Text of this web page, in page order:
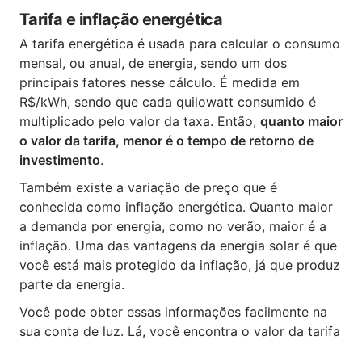
Tarifa e inflação energética
A tarifa energética é usada para calcular o consumo
mensal, ou anual, de energia, sendo um dos
principais fatores nesse cálculo. É medida em
R$/kWh, sendo que cada quilowatt consumido é
multiplicado pelo valor da taxa. Então, quanto maior
o valor da tarifa, menor é o tempo de retorno de
investimento.
Também existe a variação de preço que é
conhecida como inflação energética. Quanto maior
a demanda por energia, como no verão, maior é a
inflação. Uma das vantagens da energia solar é que
você está mais protegido da inflação, já que produz
parte da energia.
Você pode obter essas informações facilmente na
sua conta de luz. Lá, você encontra o valor da tarifa